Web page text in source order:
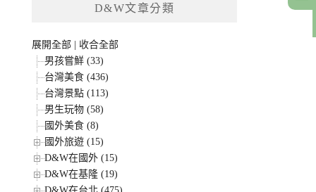
D&W文章分類
展開全部
收合全部
男孩嘗鮮 (33)
台灣美食 (436)
台灣景點 (113)
男生玩物 (58)
國外美食 (8)
國外旅遊 (15)
D&W在國外 (15)
D&W在基隆 (19)